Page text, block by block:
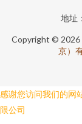
地址
Copyright © 2026
京）
感谢您访问我们的网
限公司